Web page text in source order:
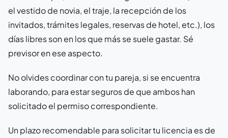
el vestido de novia, el traje, la recepción de los
invitados, trámites legales, reservas de hotel, etc.), los
días libres son en los que más se suele gastar. Sé
previsor en ese aspecto.
No olvides coordinar con tu pareja, si se encuentra
laborando, para estar seguros de que ambos han
solicitado el permiso correspondiente.
Un plazo recomendable para solicitar tu licencia es de